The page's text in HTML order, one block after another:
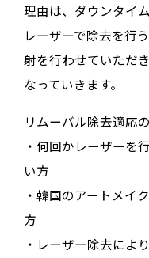
理由は、ダウンタイ
レーザーで除去を行
射を行わせていただ
なっていきます。
リムーバル除去適応
・何回かレーザーを
い方
・韓国のアートメイ
方
・レーザー除去によ